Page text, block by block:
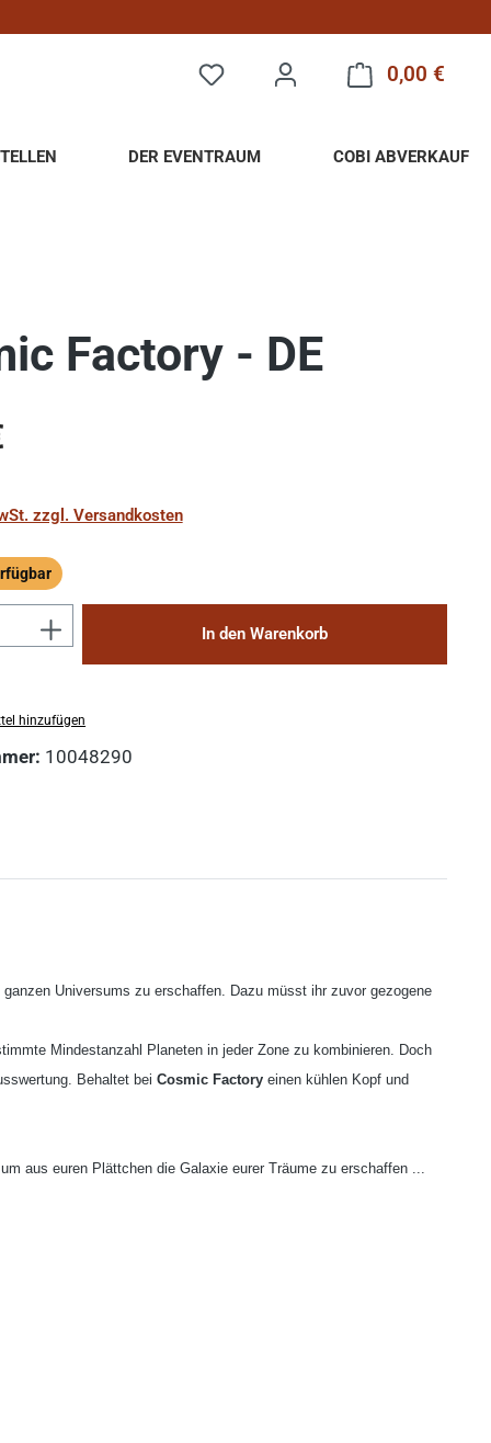
0,00 €
DER EVENTRAUM COBI ABVERKAUF
Factory - DE
zzgl. Versandkosten
Anzahl: Gib den gewünschten Wert
In den Warenkorb
hinzufügen
10048290
Universums zu erschaffen. Dazu müsst ihr zuvor gezogene
Mindestanzahl Planeten in jeder Zone zu kombinieren. Doch
Behaltet bei Cosmic Factory einen kühlen Kopf und
aus euren Plättchen die Galaxie eurer Träume zu erschaffen ...